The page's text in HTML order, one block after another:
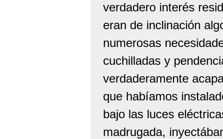
verdadero interés
eran de inclinación
numerosas
cuchilladas y
verdaderamente
que habíamos
bajo las luces
madrugada,